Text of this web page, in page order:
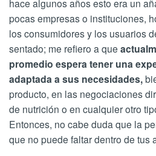
hace algunos años esto era un
pocas empresas o instituciones,
los consumidores y los usuarios
sentado; me refiero a que
promedio espera tener una
adaptada a sus necesidades,
producto, en las negociaciones
de nutrición o en cualquier otro
Entonces, no cabe duda que la
que no puede faltar dentro de tus